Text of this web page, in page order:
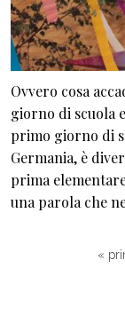
Ovvero cosa
giorno di scuola
primo giorno di
Germania, è
prima
una parola che
«